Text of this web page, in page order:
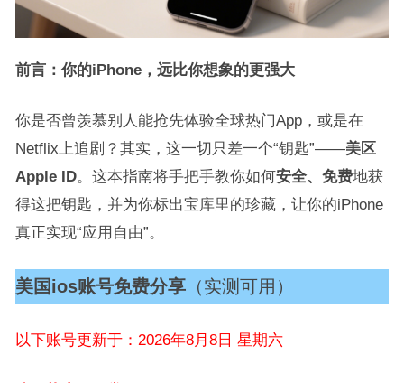
前言：你的iPhone，远比你想象的更强大
你是否曾羡慕别人能抢先体验全球热门App，或是在
Netflix上追剧？其实，这一切只差一个“钥匙”——美区
Apple ID。这本指南将手把手教你如何安全、免费地获
得这把钥匙，并为你标出宝库里的珍藏，让你的iPhone
真正实现“应用自由”。
美国ios账号免费分享（实测可用）
以下账号更新于：2026年8月8日 星期六